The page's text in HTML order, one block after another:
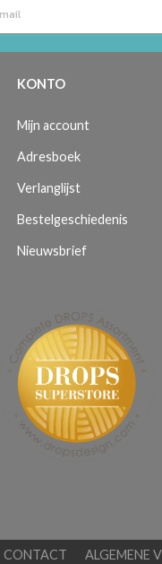
KONTO
Mijn account
Adresboek
Verlanglijst
Bestelgeschiedenis
Nieuwsbrief
CONTACT ALGEMENE